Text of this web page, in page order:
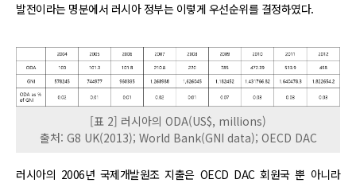
발전이라는 명분에서 러시아 정부는 이렇게 우선순위를 결정하였다.
[표 2] 러시아의 ODA(US$, millions)
출처: G8 UK(2013); World Bank(GNI data); OECD DAC
러시아의 2006년 국제개발원조 지출은 OECD DAC 회원국 뿐 아니라